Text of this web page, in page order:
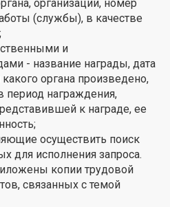
организации, номер
(службы), в качестве
и
- название награды, дата
органа произведено,
период награждения,
к награде, ее
осуществить поиск
для исполнения запроса.
копии трудовой
связанных с темой